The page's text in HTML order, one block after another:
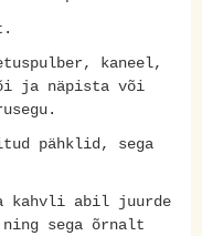
kaneel,
ja näpista või
pähklid, sega
kahvli abil juurde
sega õrnalt